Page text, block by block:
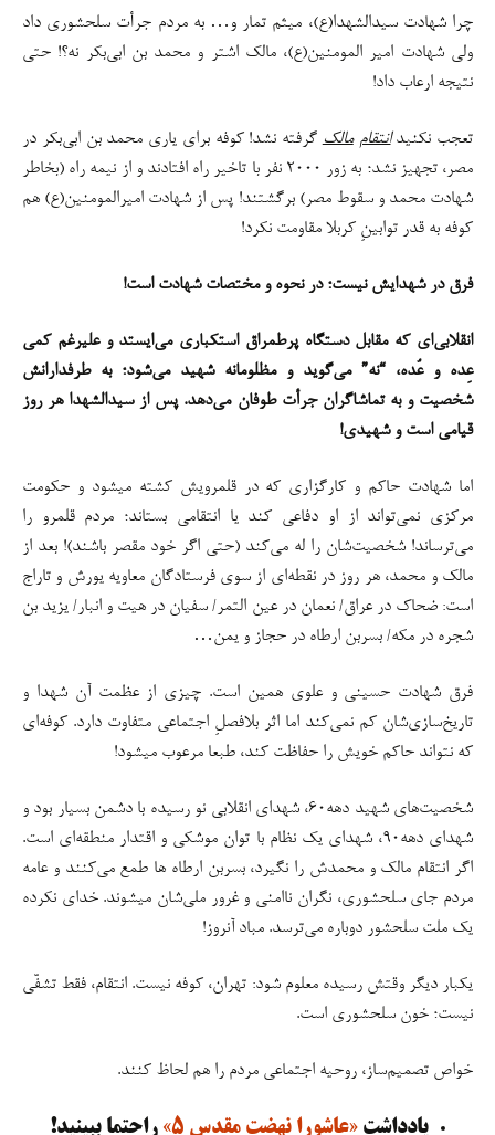
چرا شهادت سیدالشهدا(ع)، میثم تمار و… به مردم جرأت سلحشوری داد
ولی شهادت امیر المومنین(ع)، مالک اشتر و محمد بن ابی‌بکر نه؟! حتی
نتیجه ارعاب داد!
تعجب نکنیدانتقام مالکگرفته نشد! کوفه برای یاری محمد بن ابی‌بکر در
مصر، تجهیز نشد؛ به زور ۲۰۰۰ نفر با تاخیر راه افتادند و از نیمه راه (بخاطر
شهادت محمد و سقوط مصر) برگشتند! پس از شهادت امیرالمومنین(ع) هم
کوفه به قدر توابینِ کربلا مقاومت نکرد!
فرق در شهدایش نیست؛ در نحوه و مختصات شهادت است!
انقلابی‌ای که مقابل دستگاه پرطمراق استکباری می‌ایستد و علیرغم کمی
عِده و عُده، “نه” می‌گوید و مظلومانه شهید می‌شود؛ به طرفدارانش
شخصیت و به تماشاگران جرأت طوفان می‌دهد. پس از سیدالشهدا هر روز
قیامی است و شهیدی!
اما شهادت حاکم و کارگزاری که در قلمرویش کشته میشود و حکومت
مرکزی نمی‌تواند از او دفاعی کند یا انتقامی بستاند؛ مردم قلمرو را
می‌ترساند! شخصیت‌شان را له می‌کند (حتی اگر خود مقصر باشند)! بعد از
مالک و محمد، هر روز در نقطه‌ای از سوی فرستادگان معاویه یورش و تاراج
است: ضحاک در عراق/ نعمان در عین التمر/ سفیان در هیت و انبار/ یزید بن
شجره در مکه/ بسربن ارطاه در حجاز و یمن…
فرق شهادت حسینی و علوی همین است. چیزی از عظمت آن شهدا و
تاریخ‌سازی‌شان کم نمی‌کند اما اثر بلافصلِ اجتماعی متفاوت دارد. کوفه‌ای
که نتواند حاکم خویش را حفاظت کند، طبعا مرعوب میشود!
شخصیت‌های شهید دهه۶۰، شهدای انقلابی نو رسیده با دشمن بسیار بود و
شهدای دهه۹۰، شهدای یک نظام با توان موشکی و اقتدار منطقه‌ای است.
اگر انتقام مالک و محمدش را نگیرد، بسربن ارطاه ها طمع می‌کنند و عامه
مردم جای سلحشوری، نگران ناامنی و غرور ملی‌شان میشوند. خدای نکرده
یک ملت سلحشور دوباره می‌ترسد. مباد آنروز!
یکبار دیگر وقتش رسیده معلوم شود: تهران، کوفه نیست. انتقام، فقط تشفّی
نیست؛ خون سلحشوری است.
خواص تصمیم‌ساز، روحیه اجتماعی مردم را هم لحاظ کنند.
یادداشت «عاشورا نهضت مقدس ۵» راحتما ببینید!